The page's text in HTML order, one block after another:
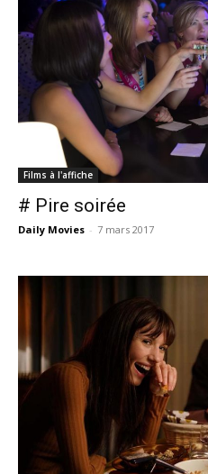
Films à l'affiche
# Pire soirée
Daily Movies - 7 mars 2017